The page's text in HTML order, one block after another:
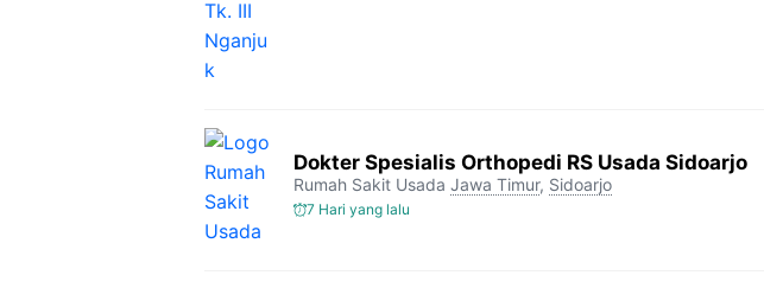
Dokter Spesialis Orthopedi RS Usada Sidoarjo
Rumah Sakit Usada Jawa Timur, Sidoarjo
7 Hari yang lalu